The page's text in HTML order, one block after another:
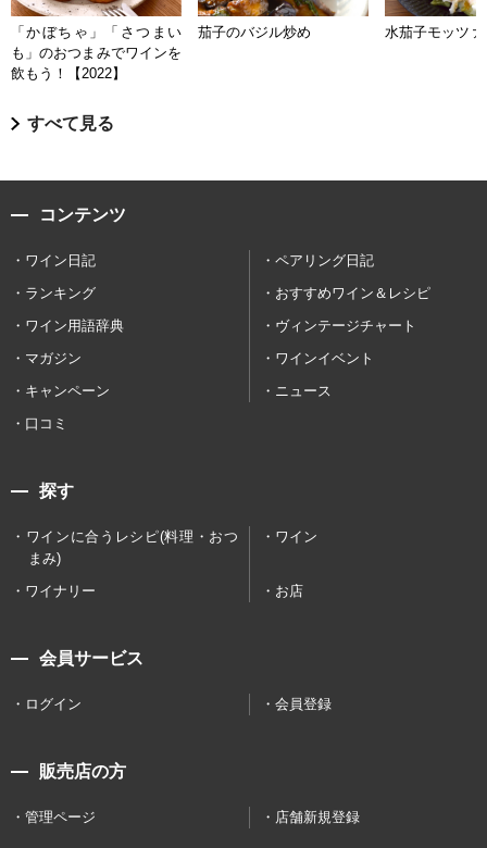
「かぼちゃ」「さつまい
も」のおつまみでワインを
飲もう！【2022】
茄子のバジル炒め 水茄子モッツァ
すべて見る
コンテンツ
ワイン日記
ペアリング日記
ランキング
おすすめワイン＆レシピ
ワイン用語辞典
ヴィンテージチャート
マガジン
ワインイベント
キャンペーン
ニュース
口コミ
探す
ワインに合うレシピ(料理・おつ
まみ)
ワイン
ワイナリー お店
会員サービス
ログイン 会員登録
販売店の方
管理ページ 店舗新規登録